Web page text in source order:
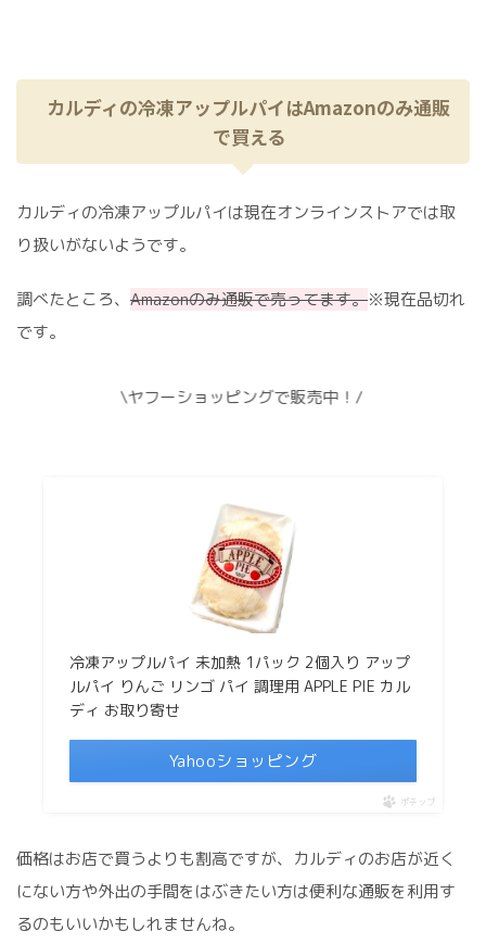
カルディの冷凍アップルパイはAmazonのみ通販
で買える
カルディの冷凍アップルパイは現在オンラインストアでは取
り扱いがないようです。
調べたところ、 Amazonのみ通販で売ってます。※現在品切れ
です。
\ヤフーショッピングで販売中！/
冷凍アップルパイ 未加熱 1パック 2個入り アップ
ルパイ りんご リンゴ パイ 調理用 APPLE PIE カル
ディ お取り寄せ
Yahooショッピング
ポチップ
価格はお店で買うよりも割高ですが、カルディのお店が近く
にない方や外出の手間をはぶきたい方は便利な通販を利用す
るのもいいかもしれませんね。